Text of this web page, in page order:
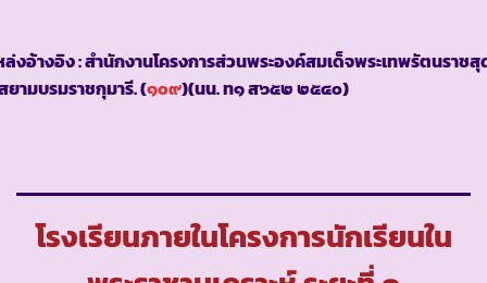
งอ้างอิง : สำนักงานโครงการส่วนพระองค์สมเด็จพระเทพรัตนราชสุ
ยามบรมราชกุมารี. (๑๐๙)(นน. ท๑ ส๖๕๒ ๒๕๔๐)
โรงเรียนภายในโครงการนักเรียนใน